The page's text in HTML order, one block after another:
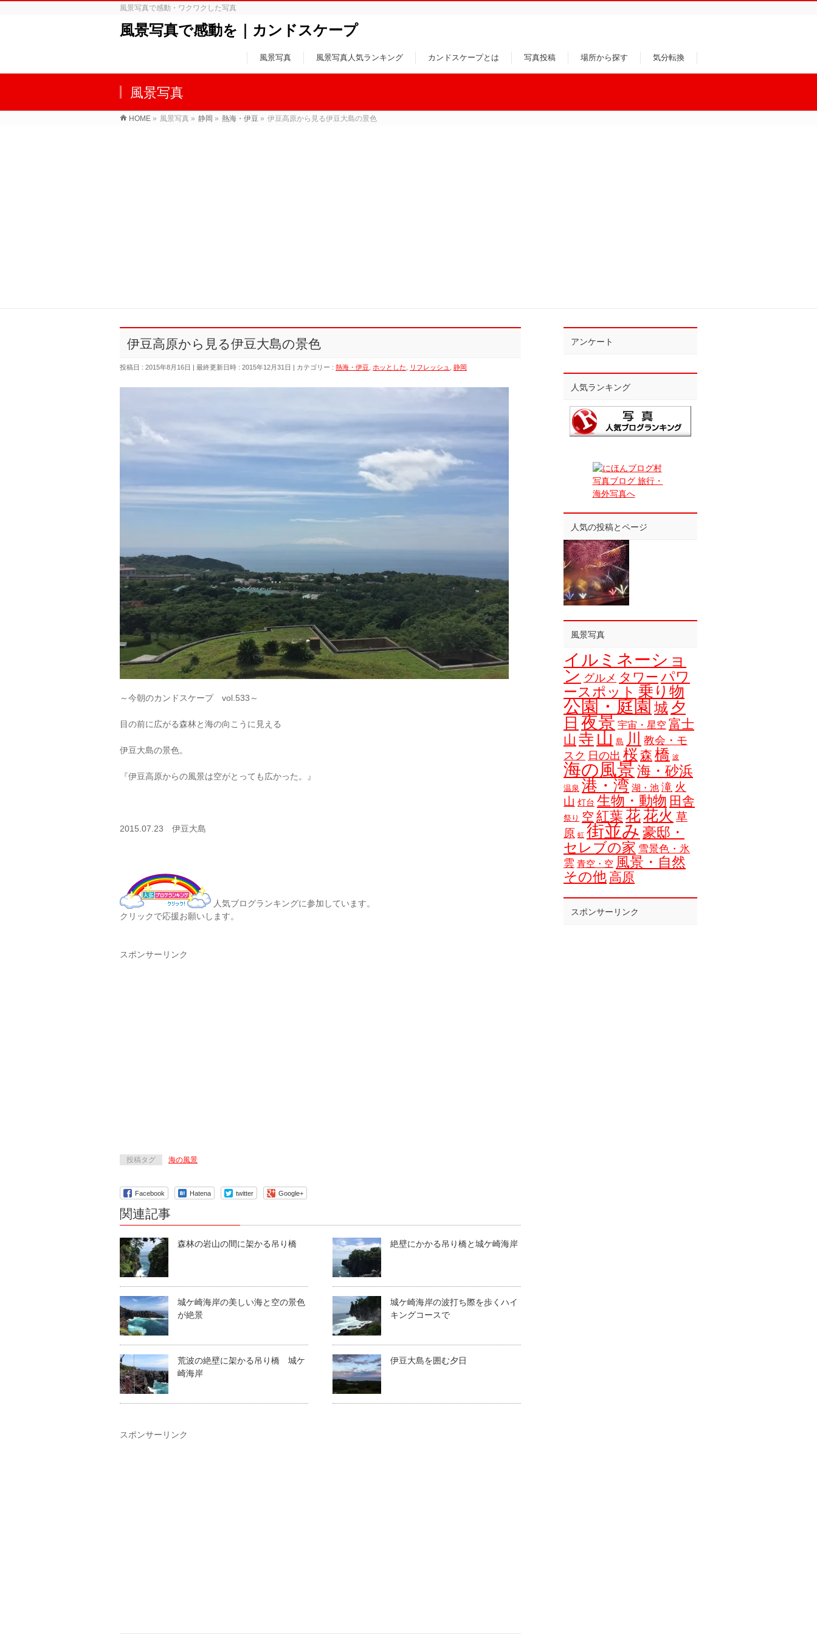
風景写真で感動・ワクワクした写真
風景写真で感動を｜カンドスケープ
風景写真 風景写真人気ランキング カンドスケープとは 写真投稿 場所から探す 気分転換
風景写真
HOME » 風景写真 » 静岡 » 熱海・伊豆 » 伊豆高原から見る伊豆大島の景色
伊豆高原から見る伊豆大島の景色
投稿日 : 2015年8月16日 最終更新日時 : 2015年12月31日 カテゴリー : 熱海・伊豆 ホッとした リフレッシュ 静岡
～今朝のカンドスケープ vol.533～
目の前に広がる森林と海の向こうに見える
伊豆大島の景色。
『伊豆高原からの風景は空がとっても広かった。』
2015.07.23 伊豆大島
人気ブログランキングに参加しています。
クリックで応援お願いします。
スポンサーリンク
投稿タグ 海の風景
Facebook Hatena twitter Google+
関連記事
森林の岩山の間に架かる吊り橋 絶壁にかかる吊り橋と城ケ崎海岸
城ケ崎海岸の美しい海と空の景色
が絶景
城ケ崎海岸の波打ち際を歩くハイ
キングコースで
荒波の絶壁に架かる吊り橋 城ケ
崎海岸
伊豆大島を囲む夕日
スポンサーリンク
アンケート
人気ランキング
人気の投稿とページ
風景写真
イルミネーショ
ン グルメ タワー パワ
ースポット 乗り物
公園・庭園 城 夕
日 夜景 宇宙・星空 富士
山 寺 山 島 川
教会・モ
スク 日の出 桜森 橋 波
海の風景海・砂浜
温泉 港・湾 湖・池 滝 火
山 灯台 生物・動物 田舎
祭り 空 紅葉 花花火 草
原 虹 街並み 豪邸・
セレブの家 雪景色・氷
雲 青空・空 風景・自然
その他 高原
スポンサーリンク